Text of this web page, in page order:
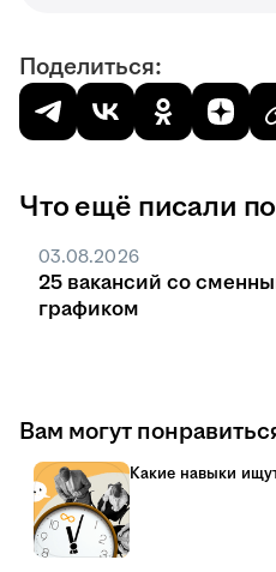
Поделиться:
Что ещё писали
03.08.2026
25 вакансий со
графиком
Вам могут
Какие навыки